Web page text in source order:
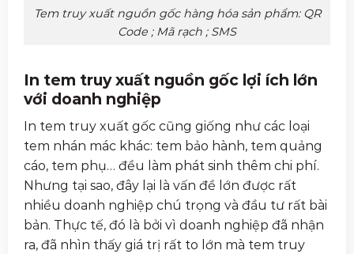
Tem truy xuất nguồn gốc hàng hóa sản phẩm: QR
Code ; Mã rạch ; SMS
In tem truy xuất nguồn gốc lợi ích lớn
với doanh nghiệp
In tem truy xuất gốc cũng giống như các loại
tem nhán mác khác: tem bảo hành, tem quảng
cáo, tem phụ… đều làm phát sinh thêm chi phí.
Nhưng tại sao, đây lại là vấn đề lớn được rất
nhiều doanh nghiệp chú trọng và đầu tư rất bài
bản. Thực tế, đó là bởi vì doanh nghiệp đã nhận
ra, đã nhìn thấy giá trị rất to lớn mà tem truy